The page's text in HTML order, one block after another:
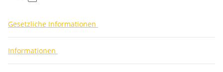
facebook
Gesetzliche Informationen
Informationen